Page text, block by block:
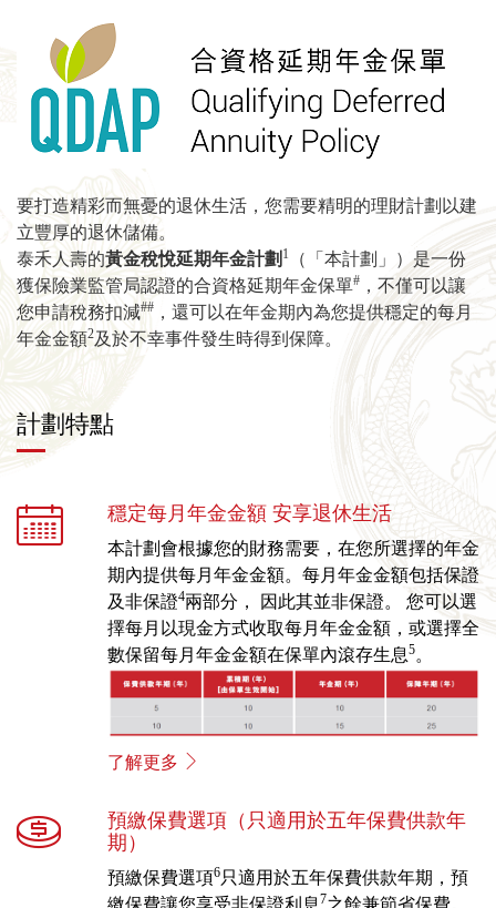
要打造精彩而無憂的退休生活，您需要精明的理財計劃以建
立豐厚的退休儲備。
泰禾人壽的黃金稅悅延期年金計劃 1
（「本計劃」）是一份
獲保險業監管局認證的合資格延期年金保單# ，不僅可以讓
您申請稅務扣減## ，還可以在年金期內為您提供穩定的每月
年金金額2及於不幸事件發生時得到保障。
計劃特點
穩定每月年金金額 安享退休生活
本計劃會根據您的財務需要，在您所選擇的年金
期內提供每月年金金額。每月年金金額包括保證
及非保證4兩部分， 因此其並非保證。 您可以選
擇每月以現金方式收取每月年金金額，或選擇全
數保留每月年金金額在保單內滾存生息5。
了解更多
預繳保費選項（只適用於五年保費供款年
期）
預繳保費選項6只適用於五年保費供款年期，預
繳保費讓您享受非保證利息7之餘兼節省保費。